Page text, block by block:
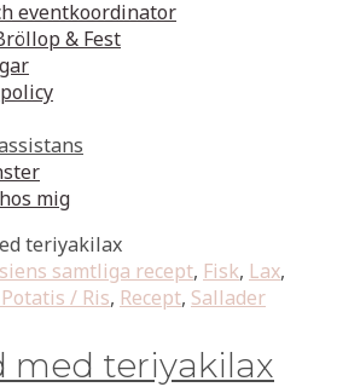
eventkoordinator
& Fest
mig
teriyakilax
samtliga recept, Fisk, Lax,
/ Ris, Recept, Sallader
med teriyakilax